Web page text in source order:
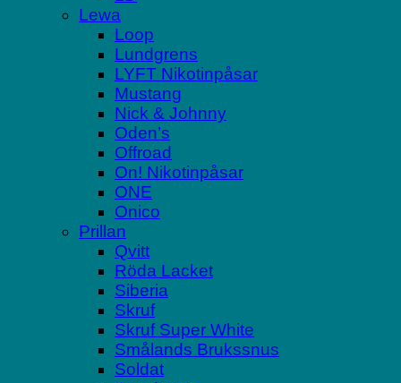
Lewa
Loop
Lundgrens
LYFT Nikotinpåsar
Mustang
Nick & Johnny
Oden’s
Offroad
On! Nikotinpåsar
ONE
Onico
Prillan
Qvitt
Röda Lacket
Siberia
Skruf
Skruf Super White
Smålands Brukssnus
Soldat